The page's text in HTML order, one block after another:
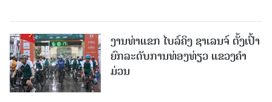
ງານທ່າແຂກ ໄບລ໌ຄິງ ຊາເລນຈ໌ ຕັ້ງເປົ້າ
ຍົກລະດັບການທ່ອງທ່ຽວ ແຂວງຄໍາ
ມ່ວນ